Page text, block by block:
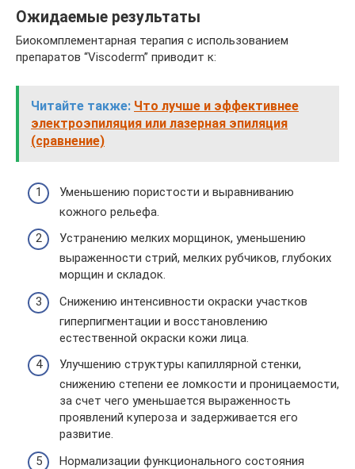
Ожидаемые результаты
Биокомплементарная терапия с использованием
препаратов “Viscoderm” приводит к:
Читайте также: Что лучше и эффективнее
электроэпиляция или лазерная эпиляция
(сравнение)
Уменьшению пористости и выравниванию
кожного рельефа.
Устранению мелких морщинок, уменьшению
выраженности стрий, мелких рубчиков, глубоких
морщин и складок.
Снижению интенсивности окраски участков
гиперпигментации и восстановлению
естественной окраски кожи лица.
Улучшению структуры капиллярной стенки,
снижению степени ее ломкости и проницаемости,
за счет чего уменьшается выраженность
проявлений купероза и задерживается его
развитие.
Нормализации функционального состояния